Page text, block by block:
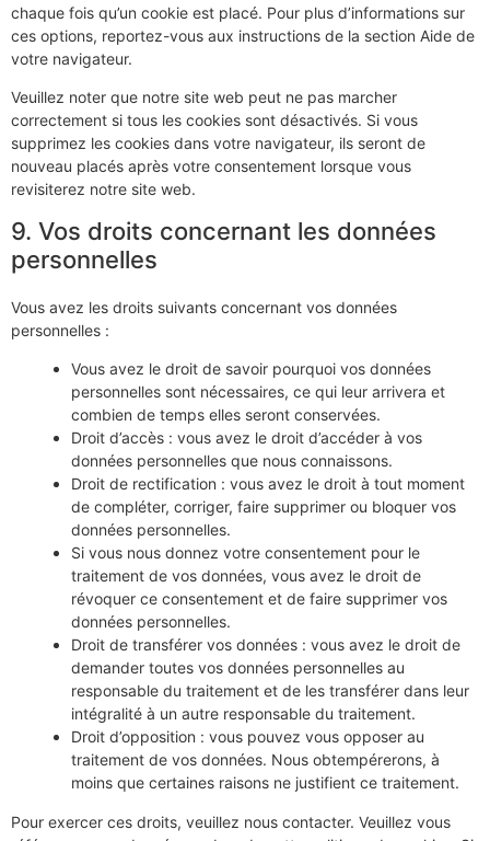
chaque fois qu’un cookie est placé. Pour plus d’informations sur
ces options, reportez-vous aux instructions de la section Aide de
votre navigateur.
Veuillez noter que notre site web peut ne pas marcher
correctement si tous les cookies sont désactivés. Si vous
supprimez les cookies dans votre navigateur, ils seront de
nouveau placés après votre consentement lorsque vous
revisiterez notre site web.
9. Vos droits concernant les données
personnelles
Vous avez les droits suivants concernant vos données
personnelles :
Vous avez le droit de savoir pourquoi vos données
personnelles sont nécessaires, ce qui leur arrivera et
combien de temps elles seront conservées.
Droit d’accès : vous avez le droit d’accéder à vos
données personnelles que nous connaissons.
Droit de rectification : vous avez le droit à tout moment
de compléter, corriger, faire supprimer ou bloquer vos
données personnelles.
Si vous nous donnez votre consentement pour le
traitement de vos données, vous avez le droit de
révoquer ce consentement et de faire supprimer vos
données personnelles.
Droit de transférer vos données : vous avez le droit de
demander toutes vos données personnelles au
responsable du traitement et de les transférer dans leur
intégralité à un autre responsable du traitement.
Droit d’opposition : vous pouvez vous opposer au
traitement de vos données. Nous obtempérerons, à
moins que certaines raisons ne justifient ce traitement.
Pour exercer ces droits, veuillez nous contacter. Veuillez vous